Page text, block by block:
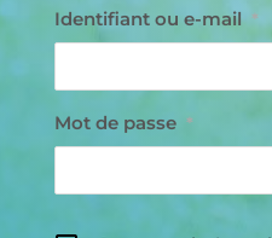
Identifiant ou e-mail *
Mot de passe *